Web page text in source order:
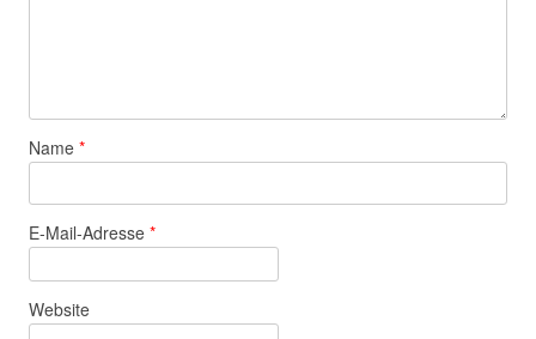
Name *
E-Mail-Adresse *
Website